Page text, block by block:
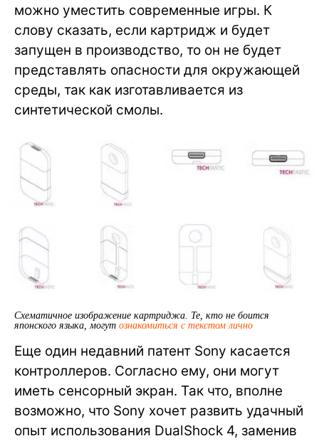
можно уместить современные игры. К
слову сказать, если картридж и будет
запущен в производство, то он не будет
представлять опасности для окружающей
среды, так как изготавливается из
синтетической смолы.
Схематичное изображение картриджа. Те, кто не боится
японского языка, могут ознакомиться с текстом лично
Еще один недавний патент Sony касается
контроллеров. Согласно ему, они могут
иметь сенсорный экран. Так что, вполне
возможно, что Sony хочет развить удачный
опыт использования DualShock 4, заменив